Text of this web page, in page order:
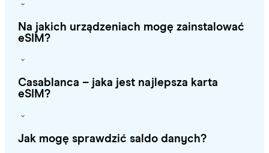
Na jakich urządzeniach mogę zainstalować
eSIM?
Casablanca – jaka jest najlepsza karta
eSIM?
Jak mogę sprawdzić saldo danych?